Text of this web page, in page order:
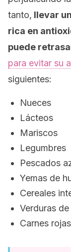
tanto, llevar
rica en
puede
para evitar su
siguientes:
Nueces
Lácteos
Mariscos
Legumbres
Pescados
Yemas de
Cereales
Verduras
Carnes